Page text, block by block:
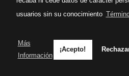
usuarios sin su conocimiento
Más
Información
¡Acepto!